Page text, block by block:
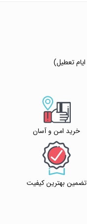
خرید امن و آسان
تضمین بهترین کیفیت